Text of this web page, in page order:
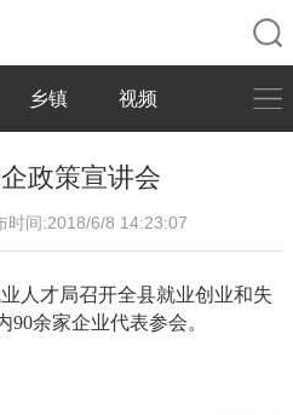
乡镇 视频
政策宣讲会
时间:2018/6/8 14:23:07
人才局召开全县就业创业和失
90余家企业代表参会。